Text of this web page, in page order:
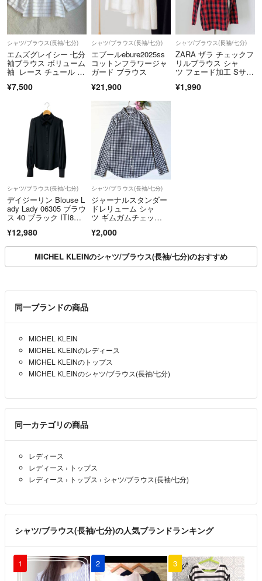
シャツ/ブラウス(長袖/七分)
エムズグレイシー 七分
袖ブラウス ボリューム
袖 レース チュール お
¥7,500
シャツ/ブラウス(長袖/七分)
エブールebure2025ss
コットンフラワージャ
ガード ブラウス
¥21,900
シャツ/ブラウス(長袖/七分)
ZARA ザラ チェックフ
リルブラウス シャ
ツ フェード加工 Sサイ
¥1,990
シャツ/ブラウス(長袖/七分)
デイジーリン Blouse L
ady Lady 06305 ブラウ
ス 40 ブラック ITI8ME
¥12,980
シャツ/ブラウス(長袖/七分)
ジャーナルスタンダー
ドレリューム シャ
ツ ギムガムチェッ
¥2,000
MICHEL KLEINのシャツ/ブラウス(長袖/七分)のおすすめ
同一ブランドの商品
MICHEL KLEIN
MICHEL KLEINのレディース
MICHEL KLEINのトップス
MICHEL KLEINのシャツ/ブラウス(長袖/七分)
同一カテゴリの商品
レディース
レディース › トップス
レディース › トップス › シャツ/ブラウス(長袖/七分)
シャツ/ブラウス(長袖/七分)の人気ブランドランキング
1 2 3